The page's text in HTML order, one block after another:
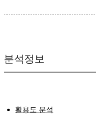
분석정보
활용도 분석